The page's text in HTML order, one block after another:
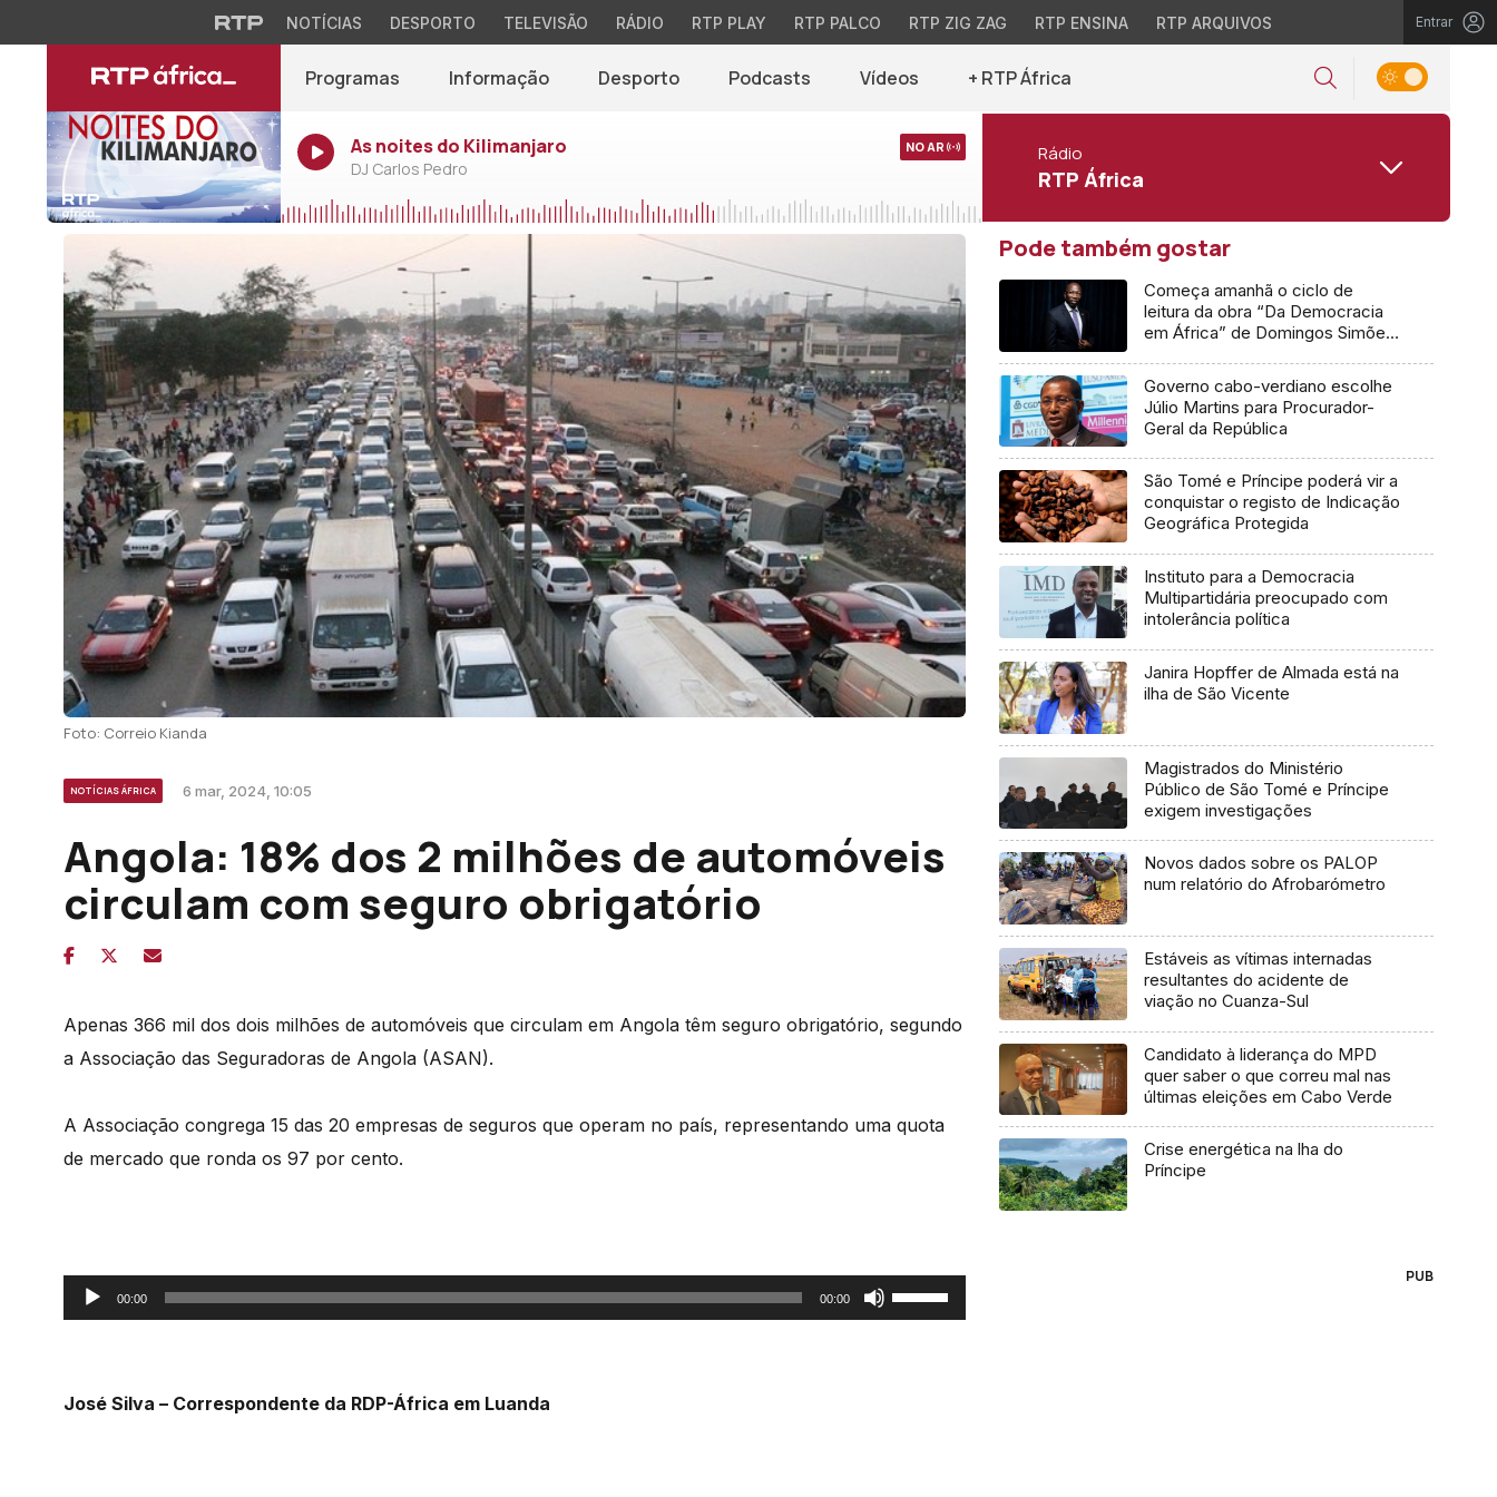
NOTÍCIAS DESPORTO TELEVISÃO RÁDIO RTP PLAY RTP PALCO RTP ZIG ZAG RTP ENSINA RTP ARQUIVOS Entrar
Programas Informação Desporto Podcasts Vídeos + RTP África
As noites do Kilimanjaro
DJ Carlos Pedro
NO AR Rádio
RTP África
Foto: Correio Kianda
NOTÍCIAS ÁFRICA 6 mar, 2024, 10:05
Angola: 18% dos 2 milhões de automóveis
circulam com seguro obrigatório
Apenas 366 mil dos dois milhões de automóveis que circulam em Angola têm seguro obrigatório, segundo
a Associação das Seguradoras de Angola (ASAN).
A Associação congrega 15 das 20 empresas de seguros que operam no país, representando uma quota
de mercado que ronda os 97 por cento.
Reprodutor
de
00:00 00:00
Use
as
José Silva – Correspondente da RDP-África em Luanda
Pode também gostar
Começa amanhã o ciclo de
leitura da obra “Da Democracia
em África” de Domingos Simões
Governo cabo-verdiano escolhe
Júlio Martins para Procurador-
Geral da República
São Tomé e Príncipe poderá vir a
conquistar o registo de Indicação
Geográfica Protegida
Instituto para a Democracia
Multipartidária preocupado com
intolerância política
Janira Hopffer de Almada está na
ilha de São Vicente
Magistrados do Ministério
Público de São Tomé e Príncipe
exigem investigações
Novos dados sobre os PALOP
num relatório do Afrobarómetro
Estáveis as vítimas internadas
resultantes do acidente de
viação no Cuanza-Sul
Candidato à liderança do MPD
quer saber o que correu mal nas
últimas eleições em Cabo Verde
Crise energética na lha do
Príncipe
PUB